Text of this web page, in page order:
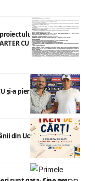
proiectului cu titlul
CU SUPANTA SI
și-a pierdut vedeta
din Ucraina